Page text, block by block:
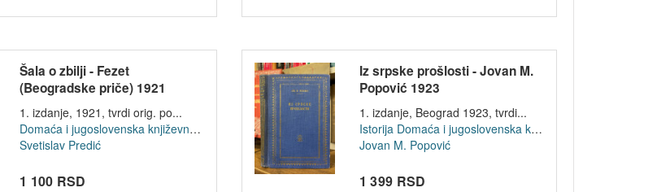
Šala o zbilji - Fezet
(Beogradske priče) 1921
1. izdanje, 1921, tvrdi orig. po...
Domaća i jugoslovenska književnost
Svetislav Predić
1 100 RSD
Iz srpske prošlosti - Jovan M.
Popović 1923
1. izdanje, Beograd 1923, tvrdi...
Istorija Domaća i jugoslovenska književnost
Jovan M. Popović
1 399 RSD